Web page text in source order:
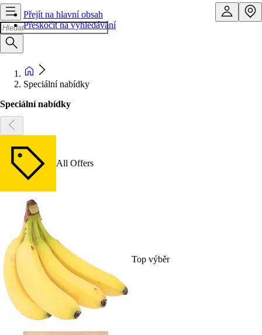
Přejít na hlavní obsah
Přeskočit na vyhledávání
Speciální nabídky
Speciální nabídky
All Offers
Top výběr